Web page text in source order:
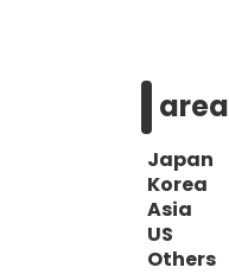
area
Japan
Korea
Asia
US
Others